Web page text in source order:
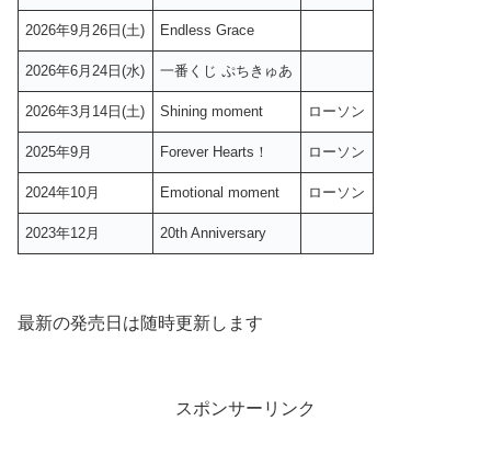
2026年9月26日(土) Endless Grace
2026年6月24日(水) 一番くじ ぷちきゅあ
2026年3月14日(土) Shining moment ローソン
2025年9月 Forever Hearts！ ローソン
2024年10月 Emotional moment ローソン
2023年12月 20th Anniversary
最新の発売日は随時更新します
スポンサーリンク